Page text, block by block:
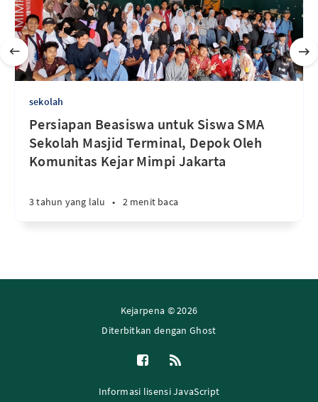
sekolah
Persiapan Beasiswa untuk Siswa SMA
Sekolah Masjid Terminal, Depok Oleh
Komunitas Kejar Mimpi Jakarta
3 tahun yang lalu • 2 menit baca
Kejarpena © 2026
Diterbitkan denganGhost
Informasi lisensi JavaScript